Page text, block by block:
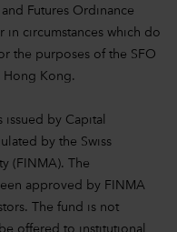
Futures Ordinance
in circumstances which do
the purposes of the SFO
Kong.
by Capital
by the Swiss
(FINMA). The
approved by FINMA
The fund is not
offered to institutional